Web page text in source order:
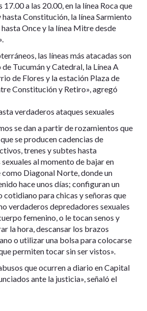
17.00 a las 20.00, en la línea Roca que
Constitución, la línea Sarmiento
Once y la línea Mitre desde
las líneas más atacadas son
Tucumán y Catedral, la Línea A
de Flores y la estación Plaza de
Constitución y Retiro», agregó
verdaderos ataques sexuales
se dan a partir de rozamientos que
se producen cadencias de
trenes y subtes hasta
al momento de bajar en
Diagonal Norte, donde un
hace unos días; configuran un
para chicas y señoras que
verdaderos depredadores sexuales
femenino, o le tocan senos y
la hora, descansar los brazos
o utilizar una bolsa para colocarse
permiten tocar sin ser vistos».
que ocurren a diario en Capital
ante la justicia», señaló el